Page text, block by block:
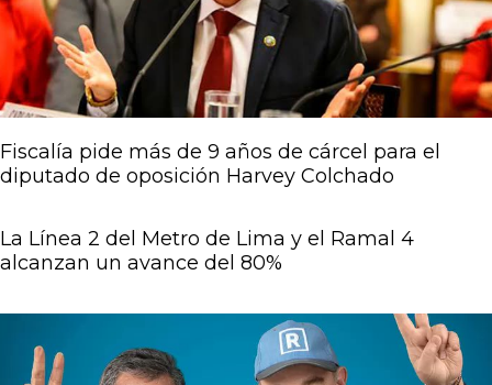
Fiscalía pide más de 9 años de cárcel para el
diputado de oposición Harvey Colchado
La Línea 2 del Metro de Lima y el Ramal 4
alcanzan un avance del 80%